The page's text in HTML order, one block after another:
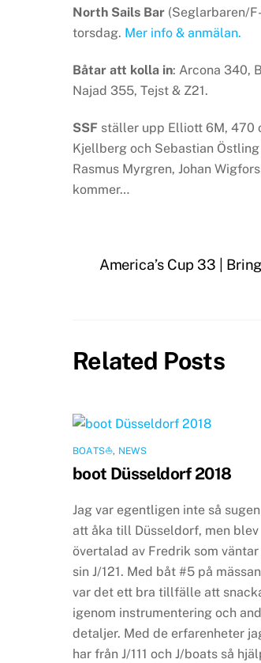
North Sails Bar (Seglarbaren/
torsdag. Mer info & anmälan.
Båtar att kolla in: Arcona 340,
Najad 355, Tejst & Z21.
SSF ställer upp Elliott 6M, 470
Kjellberg och Sebastian
Rasmus Myrgren, Johan
kommer…
America’s Cup 33 |
Related Posts
BOATS⛵️, NEWS
boot Düsseldorf 2018
Jag var egentligen inte så
att åka till Düsseldorf, men blev
övertalad av Fredrik som väntar
sin J/121. Med båt #5 på mässan
var det ett bra tillfälle att
igenom instrumentering och
detaljer. Med de erfarenheter
har från J/111 och J/boats så